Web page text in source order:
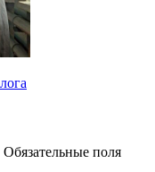
Обязательные поля